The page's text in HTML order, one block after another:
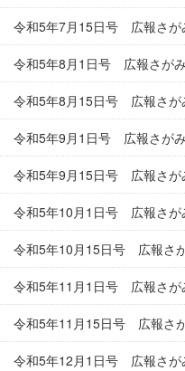
令和5年7月15日号 広報さが
令和5年8月1日号 広報さがみ
令和5年8月15日号 広報さが
令和5年9月1日号 広報さがみ
令和5年9月15日号 広報さが
令和5年10月1日号 広報さが
令和5年10月15日号 広報さ
令和5年11月1日号 広報さが
令和5年11月15日号 広報さ
令和5年12月1日号 広報さが